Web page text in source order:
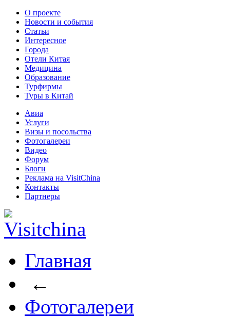
О проекте
Новости и события
Статьи
Интересное
Города
Отели Китая
Медицина
Образование
Турфирмы
Туры в Китай
Авиа
Услуги
Визы и посольства
Фотогалереи
Видео
Форум
Блоги
Реклама на VisitChina
Контакты
Партнеры
Главная
←
Фотогалереи